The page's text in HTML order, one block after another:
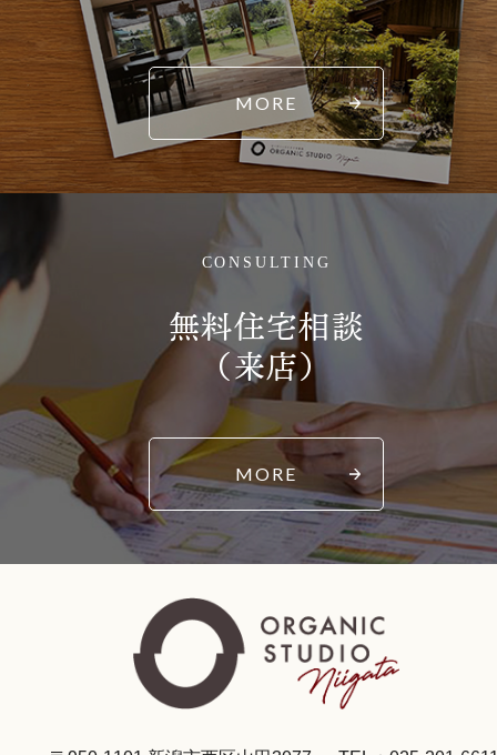
MORE
CONSULTING
無料住宅相談
（来店）
MORE